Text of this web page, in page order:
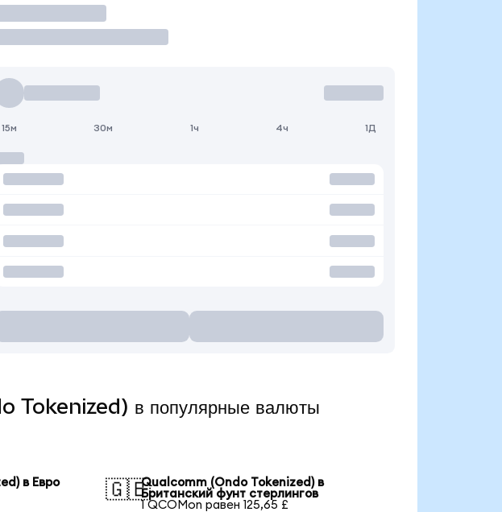
15м 30м 1ч 4ч 1Д
Tokenized) в популярные валюты
в Евро
🇬🇧Qualcomm (Ondo Tokenized) в
Британский фунт стерлингов
1 QCOMon равен 125,65 £